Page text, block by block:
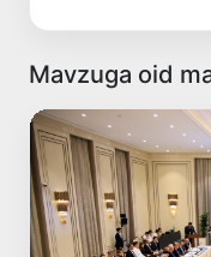
Mavzuga oid